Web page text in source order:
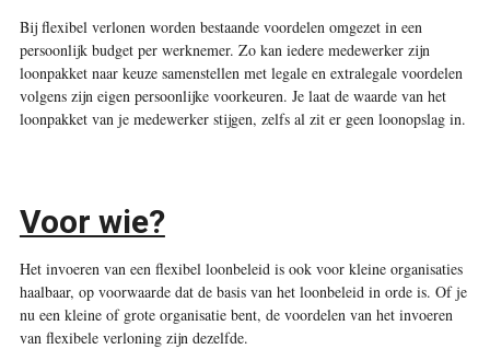
Bij flexibel verlonen worden bestaande voordelen omgezet in een
persoonlijk budget per werknemer. Zo kan iedere medewerker zijn
loonpakket naar keuze samenstellen met legale en extralegale voordelen
volgens zijn eigen persoonlijke voorkeuren. Je laat de waarde van het
loonpakket van je medewerker stijgen, zelfs al zit er geen loonopslag in.
Voor wie?
Het invoeren van een flexibel loonbeleid is ook voor kleine organisaties
haalbaar, op voorwaarde dat de basis van het loonbeleid in orde is. Of je
nu een kleine of grote organisatie bent, de voordelen van het invoeren
van flexibele verloning zijn dezelfde.